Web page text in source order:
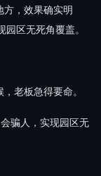
方，效果确实明
区无死角覆盖。
老板急得要命。
骗人，实现园区无